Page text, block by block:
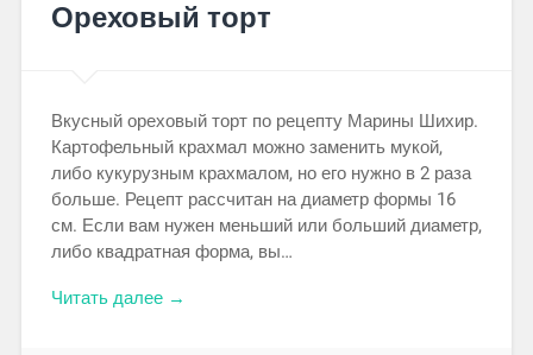
Ореховый торт
Вкусный ореховый торт по рецепту Марины Шихир.
Картофельный крахмал можно заменить мукой,
либо кукурузным крахмалом, но его нужно в 2 раза
больше. Рецепт рассчитан на диаметр формы 16
см. Если вам нужен меньший или больший диаметр,
либо квадратная форма, вы…
Читать далее →